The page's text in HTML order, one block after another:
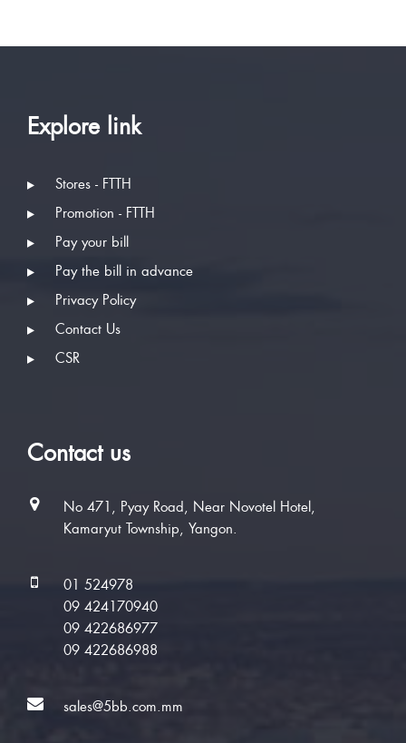
Explore link
Stores - FTTH
Promotion - FTTH
Pay your bill
Pay the bill in advance
Privacy Policy
Contact Us
CSR
Contact us
No 471, Pyay Road, Near Novotel Hotel,
Kamaryut Township, Yangon.
01 524978
09 424170940
09 422686977
09 422686988
sales@5bb.com.mm